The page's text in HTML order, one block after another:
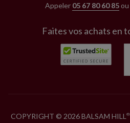
Appeler 05 67 80 60 85ou
Faites vos achats en
COPYRIGHT © 2026 BALSAM HILL ®